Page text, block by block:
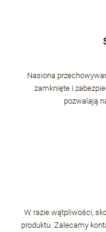
Nasiona
zamknięte i
pozwalają
W razie wątpliwości,
produktu. Zalecamy